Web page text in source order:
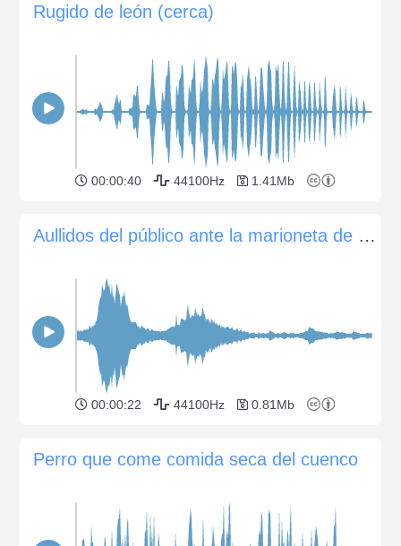
Rugido de león (cerca)
00:00:40 44100Hz 1.41Mb
Aullidos del público ante la marioneta de un lobo gigante
00:00:22 44100Hz 0.81Mb
Perro que come comida seca del cuenco